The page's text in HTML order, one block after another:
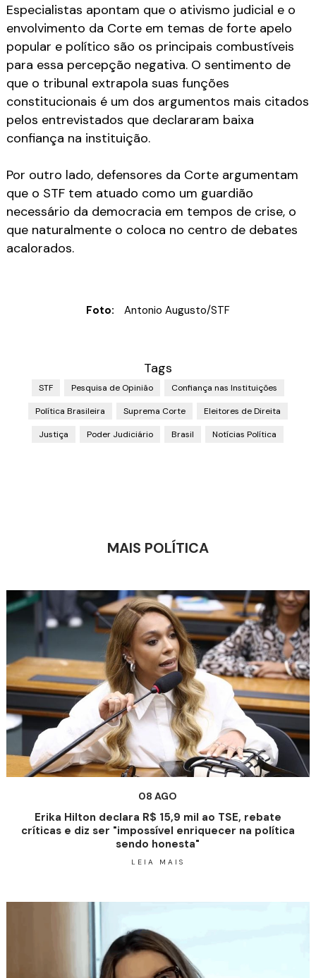
Especialistas apontam que o ativismo judicial e o
envolvimento da Corte em temas de forte apelo
popular e político são os principais combustíveis
para essa percepção negativa. O sentimento de
que o tribunal extrapola suas funções
constitucionais é um dos argumentos mais citados
pelos entrevistados que declararam baixa
confiança na instituição.
Por outro lado, defensores da Corte argumentam
que o STF tem atuado como um guardião
necessário da democracia em tempos de crise, o
que naturalmente o coloca no centro de debates
acalorados.
Foto: Antonio Augusto/STF
Tags
STF Pesquisa de Opinião Confiança nas Instituições
Política Brasileira Suprema Corte Eleitores de Direita
Justiça Poder Judiciário Brasil Notícias Política
MAIS POLÍTICA
08 AGO
Erika Hilton declara R$ 15,9 mil ao TSE, rebate
críticas e diz ser "impossível enriquecer na política
sendo honesta"
LEIA MAIS